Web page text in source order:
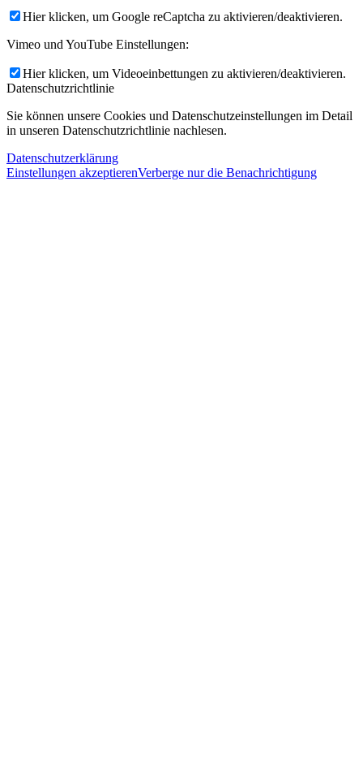
Hier klicken, um Google reCaptcha zu aktivieren/deaktivieren.
Vimeo und YouTube Einstellungen:
Hier klicken, um Videoeinbettungen zu aktivieren/deaktivieren.
Datenschutzrichtlinie
Sie können unsere Cookies und Datenschutzeinstellungen im Detail
in unseren Datenschutzrichtlinie nachlesen.
Datenschutzerklärung
Einstellungen akzeptierenVerberge nur die Benachrichtigung